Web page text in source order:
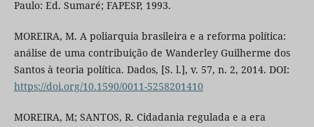
Paulo: Ed. Sumaré; FAPESP, 1993.
MOREIRA, M. A poliarquia brasileira e a reforma política:
análise de uma contribuição de Wanderley Guilherme dos
Santos à teoria política. Dados, [S. l.], v. 57, n. 2, 2014. DOI:
https://doi.org/10.1590/0011-5258201410
MOREIRA, M; SANTOS, R. Cidadania regulada e a era